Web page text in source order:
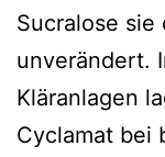
Sucralose
unverändert.
Kläranlagen
Cyclamat bei